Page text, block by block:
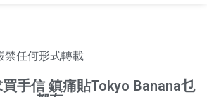
禁任何形式轉載
手信 鎮痛貼Tokyo Banana乜